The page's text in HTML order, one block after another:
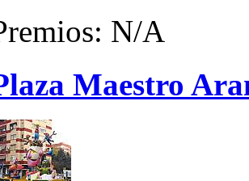
N/A
Maestro